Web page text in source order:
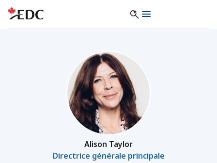
Alison Taylor
Directrice générale principale